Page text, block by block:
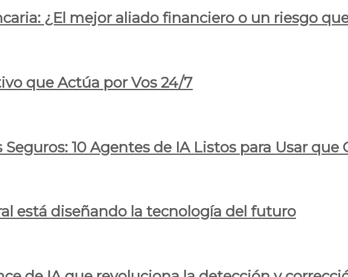
¿El mejor aliado financiero o un riesgo
que Actúa por Vos 24/7
10 Agentes de IA Listos para Usar que
está diseñando la tecnología del futuro